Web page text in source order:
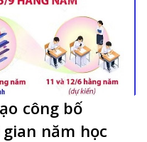
công bố
năm học